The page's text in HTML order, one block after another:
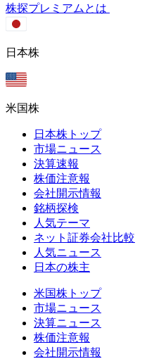
株探プレミアムとは
日本株
米国株
日本株トップ
市場ニュース
決算速報
株価注意報
会社開示情報
銘柄探検
人気テーマ
ネット証券会社比較
人気ニュース
日本の株主
米国株トップ
市場ニュース
決算ニュース
株価注意報
会社開示情報